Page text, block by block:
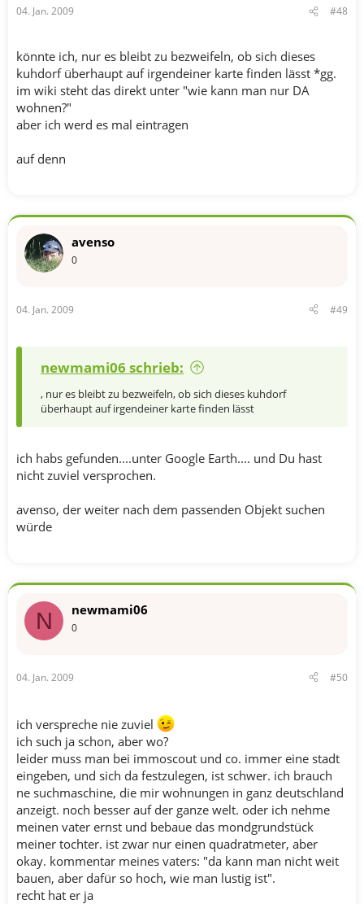
04. Jan. 2009 #48
könnte ich, nur es bleibt zu bezweifeln, ob sich dieses
kuhdorf überhaupt auf irgendeiner karte finden lässt *gg.
im wiki steht das direkt unter "wie kann man nur DA
wohnen?"
aber ich werd es mal eintragen
auf denn
avenso
0
04. Jan. 2009 #49
newmami06 schrieb:
, nur es bleibt zu bezweifeln, ob sich dieses kuhdorf
überhaupt auf irgendeiner karte finden lässt
ich habs gefunden....unter Google Earth.... und Du hast
nicht zuviel versprochen.
avenso, der weiter nach dem passenden Objekt suchen
würde
N newmami06
0
04. Jan. 2009 #50
ich verspreche nie zuviel
ich such ja schon, aber wo?
leider muss man bei immoscout und co. immer eine stadt
eingeben, und sich da festzulegen, ist schwer. ich brauch
ne suchmaschine, die mir wohnungen in ganz deutschland
anzeigt. noch besser auf der ganze welt. oder ich nehme
meinen vater ernst und bebaue das mondgrundstück
meiner tochter. ist zwar nur einen quadratmeter, aber
okay. kommentar meines vaters: "da kann man nicht weit
bauen, aber dafür so hoch, wie man lustig ist".
recht hat er ja